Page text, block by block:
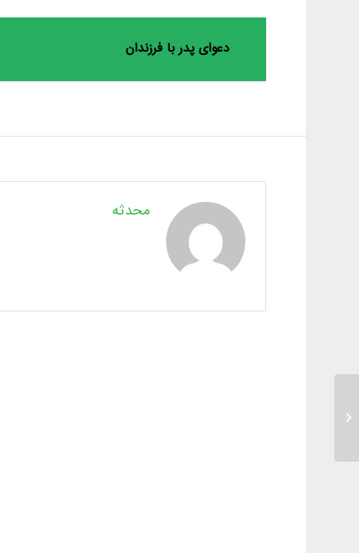
دعوای پدر با فرزندان
محدثه
بی‌قراری برای دیگران